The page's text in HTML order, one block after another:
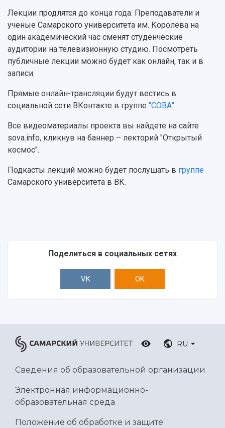
Учебный аэродром
Центр истории авиационных двигателей
Ботанический сад
Умный дом бабочек
Международный межвузовский кампус
Официальные документы
Лекции продлятся до конца года. Преподаватели и
ученые Самарского университета им. Королёва на
один академический час сменят студенческие
аудитории на телевизионную студию. Посмотреть
публичные лекции можно будет как онлайн, так и в
записи.
Прямые онлайн-трансляции будут вестись в
социальной сети ВКонтакте в группе "СОВА".
Все видеоматериалы проекта вы найдете на сайте
sova.info, кликнув на баннер – лекторий "Открытый
космос".
Подкасты лекций можно будет послушать в группе
Самарского университета в ВК.
Поделиться в социальных сетях
VK OK
RU
Сведения об образовательной организации
Электронная информационно-
образовательная среда
Положение об обработке и защите